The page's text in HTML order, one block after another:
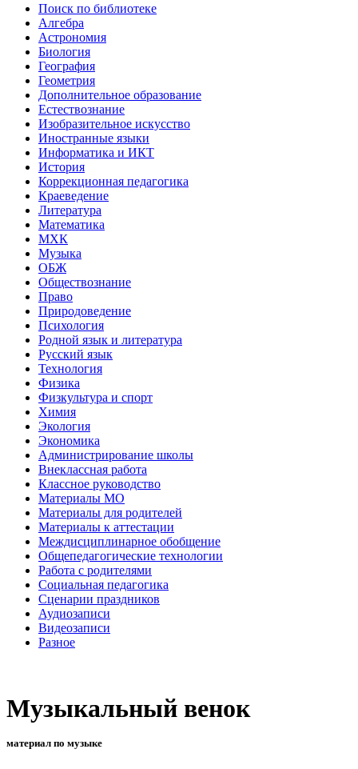
Поиск по библиотеке
Алгебра
Астрономия
Биология
География
Геометрия
Дополнительное образование
Естествознание
Изобразительное искусство
Иностранные языки
Информатика и ИКТ
История
Коррекционная педагогика
Краеведение
Литература
Математика
МХК
Музыка
ОБЖ
Обществознание
Право
Природоведение
Психология
Родной язык и литература
Русский язык
Технология
Физика
Физкультура и спорт
Химия
Экология
Экономика
Администрирование школы
Внеклассная работа
Классное руководство
Материалы МО
Материалы для родителей
Материалы к аттестации
Междисциплинарное обобщение
Общепедагогические технологии
Работа с родителями
Социальная педагогика
Сценарии праздников
Аудиозаписи
Видеозаписи
Разное
Музыкальный венок
материал по музыке